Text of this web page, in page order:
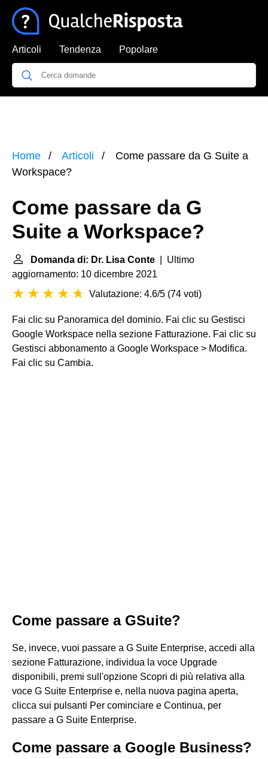
Articoli Tendenza Popolare
Home Articoli
Come passare da G Suite a
Workspace?
Come passare da G
Suite a Workspace?
Domanda di: Dr. Lisa Conte | Ultimo
aggiornamento: 10 dicembre 2021
Valutazione: 4.6/5 (74 voti)
Fai clic su Panoramica del dominio. Fai clic su Gestisci
Google Workspace nella sezione Fatturazione. Fai clic su
Gestisci abbonamento a Google Workspace > Modifica.
Fai clic su Cambia.
Come passare a GSuite?
Se, invece, vuoi passare a G Suite Enterprise, accedi alla
sezione Fatturazione, individua la voce Upgrade
disponibili, premi sull'opzione Scopri di più relativa alla
voce G Suite Enterprise e, nella nuova pagina aperta,
clicca sui pulsanti Per cominciare e Continua, per
passare a G Suite Enterprise.
Come passare a Google Business?